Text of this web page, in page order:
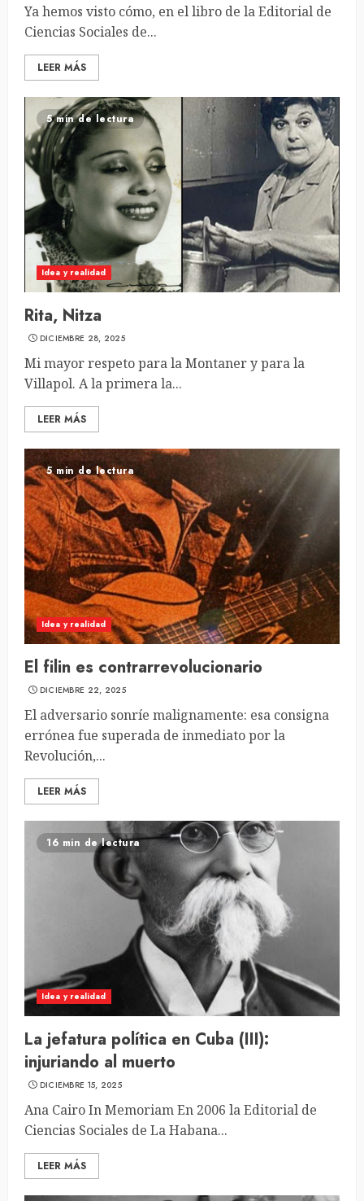
Ya hemos visto cómo, en el libro de la Editorial de
Ciencias Sociales de...
LEER MÁS
5 min de lectura
Idea y realidad
Rita, Nitza
DICIEMBRE 28, 2025
Mi mayor respeto para la Montaner y para la
Villapol. A la primera la...
LEER MÁS
5 min de lectura
Idea y realidad
El filin es contrarrevolucionario
DICIEMBRE 22, 2025
El adversario sonríe malignamente: esa consigna
errónea fue superada de inmediato por la
Revolución,...
LEER MÁS
16 min de lectura
Idea y realidad
La jefatura política en Cuba (III):
injuriando al muerto
DICIEMBRE 15, 2025
Ana Cairo In Memoriam En 2006 la Editorial de
Ciencias Sociales de La Habana...
LEER MÁS